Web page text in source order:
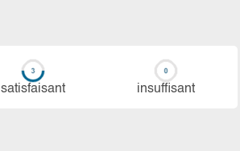
sa­tis­fai­sant in­suf­fi­sant